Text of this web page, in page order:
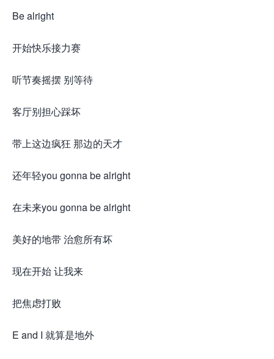
Be alright
开始快乐接力赛
听节奏摇摆 别等待
客厅别担心踩坏
带上这边疯狂 那边的天才
还年轻you gonna be alright
在未来you gonna be alright
美好的地带 治愈所有坏
现在开始 让我来
把焦虑打败
E and I 就算是地外